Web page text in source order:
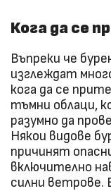
Кога да се
Въпреки че
изглеждат
кога да се
тъмни облаци,
разумно да
Някои видове
причинят
включително
силни